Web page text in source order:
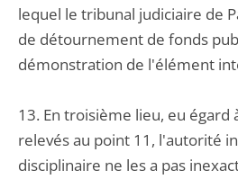
lequel le tribunal judiciaire de
de détournement de fonds
démonstration de l'élément
13. En troisième lieu, eu égard
relevés au point 11, l'autorité
disciplinaire ne les a pas